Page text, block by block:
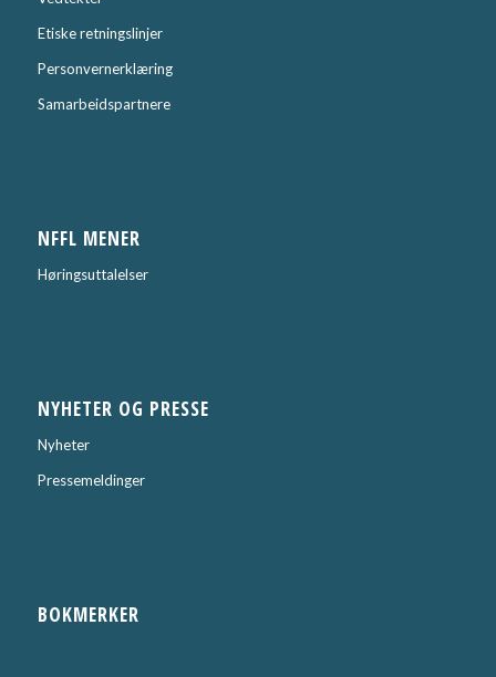
Etiske retningslinjer
Personvernerklæring
Samarbeidspartnere
NFFL MENER
Høringsuttalelser
NYHETER OG PRESSE
Nyheter
Pressemeldinger
BOKMERKER